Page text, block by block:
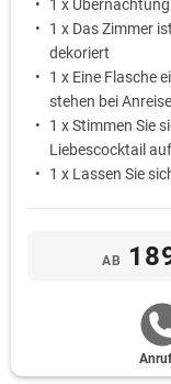
1 x
1 x Das Zimmer
dekoriert
1 x Eine Flasche
stehen bei
1 x Stimmen Sie
Liebescocktail
1 x Lassen Sie
Frühstück wird
Zimmer gebracht
AB